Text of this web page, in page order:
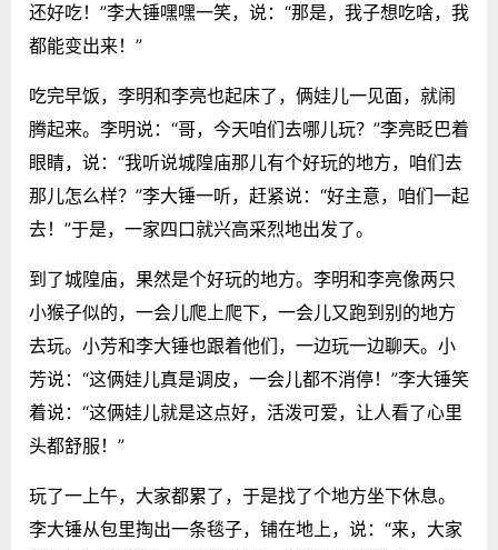
还好吃！”李大锤嘿嘿一笑，说：“那是，我子想吃啥，我
都能变出来！”
吃完早饭，李明和李亮也起床了，俩娃儿一见面，就闹
腾起来。李明说：“哥，今天咱们去哪儿玩？”李亮眨巴着
眼睛，说：“我听说城隍庙那儿有个好玩的地方，咱们去
那儿怎么样？”李大锤一听，赶紧说：“好主意，咱们一起
去！”于是，一家四口就兴高采烈地出发了。
到了城隍庙，果然是个好玩的地方。李明和李亮像两只
小猴子似的，一会儿爬上爬下，一会儿又跑到别的地方
去玩。小芳和李大锤也跟着他们，一边玩一边聊天。小
芳说：“这俩娃儿真是调皮，一会儿都不消停！”李大锤笑
着说：“这俩娃儿就是这点好，活泼可爱，让人看了心里
头都舒服！”
玩了一上午，大家都累了，于是找了个地方坐下休息。
李大锤从包里掏出一条毯子，铺在地上，说：“来，大家